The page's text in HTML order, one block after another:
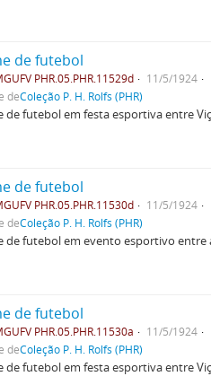
de futebol
PHR.05.PHR.11529d
11/5/1924
deColeção P. H. Rolfs (PHR)
de futebol em festa esportiva entre
de futebol
PHR.05.PHR.11530d
11/5/1924
deColeção P. H. Rolfs (PHR)
de futebol em evento esportivo entre
de futebol
PHR.05.PHR.11530a
11/5/1924
deColeção P. H. Rolfs (PHR)
de futebol em festa esportiva entre